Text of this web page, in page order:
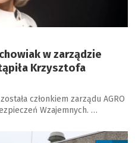
w zarządzie
Krzysztofa
członkiem zarządu AGRO
Wzajemnych. …